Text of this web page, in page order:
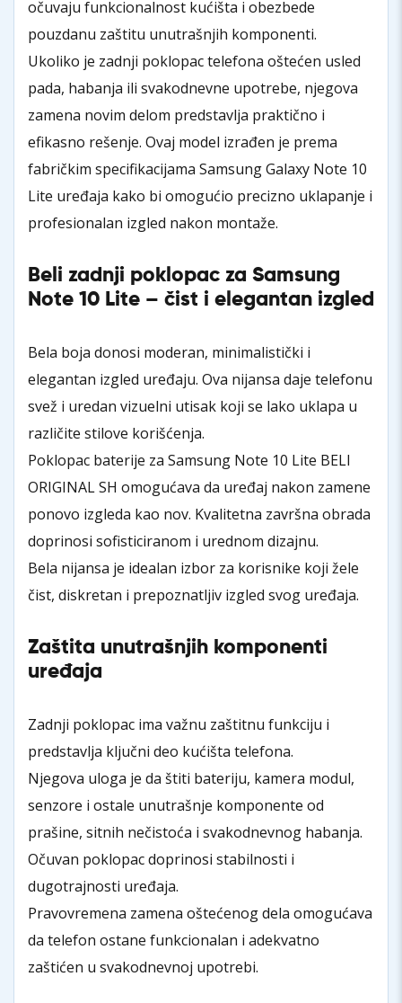
očuvaju funkcionalnost kućišta i obezbede
pouzdanu zaštitu unutrašnjih komponenti.
Ukoliko je zadnji poklopac telefona oštećen usled
pada, habanja ili svakodnevne upotrebe, njegova
zamena novim delom predstavlja praktično i
efikasno rešenje. Ovaj model izrađen je prema
fabričkim specifikacijama Samsung Galaxy Note 10
Lite uređaja kako bi omogućio precizno uklapanje i
profesionalan izgled nakon montaže.
Beli zadnji poklopac za Samsung
Note 10 Lite – čist i elegantan izgled
Bela boja donosi moderan, minimalistički i
elegantan izgled uređaju. Ova nijansa daje telefonu
svež i uredan vizuelni utisak koji se lako uklapa u
različite stilove korišćenja.
Poklopac baterije za Samsung Note 10 Lite BELI
ORIGINAL SH omogućava da uređaj nakon zamene
ponovo izgleda kao nov. Kvalitetna završna obrada
doprinosi sofisticiranom i urednom dizajnu.
Bela nijansa je idealan izbor za korisnike koji žele
čist, diskretan i prepoznatljiv izgled svog uređaja.
Zaštita unutrašnjih komponenti
uređaja
Zadnji poklopac ima važnu zaštitnu funkciju i
predstavlja ključni deo kućišta telefona.
Njegova uloga je da štiti bateriju, kamera modul,
senzore i ostale unutrašnje komponente od
prašine, sitnih nečistoća i svakodnevnog habanja.
Očuvan poklopac doprinosi stabilnosti i
dugotrajnosti uređaja.
Pravovremena zamena oštećenog dela omogućava
da telefon ostane funkcionalan i adekvatno
zaštićen u svakodnevnoj upotrebi.